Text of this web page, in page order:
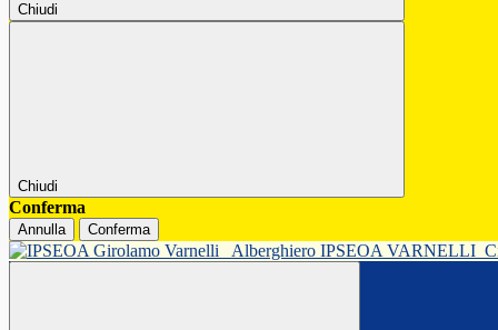
Chiudi
Chiudi
Conferma
Annulla Conferma
Alberghiero IPSEOA VARNELLI